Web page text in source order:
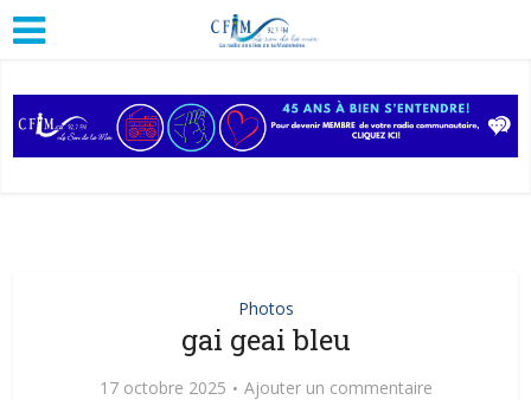
Photos
gai geai bleu
17 octobre 2025 Ajouter un commentaire